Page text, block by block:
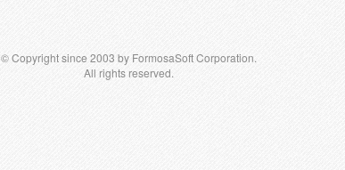
© Copyright since 2003 by FormosaSoft Corporation.
All rights reserved.